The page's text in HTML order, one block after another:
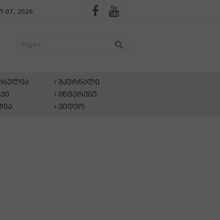
07, 2026
მკურნალი
ინტერვიუ
ვიდეო